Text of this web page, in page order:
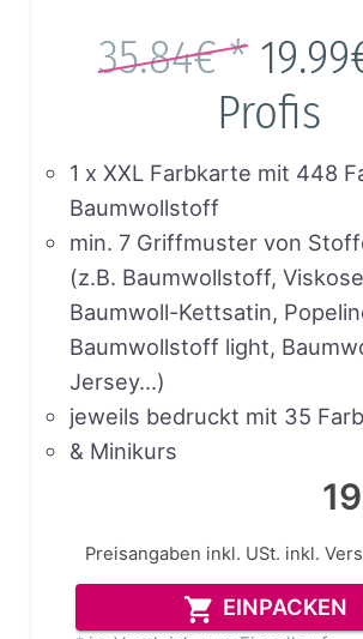
35.84€ *
Profis
1 x XXL Farbkarte mit 448
Baumwollstoff
min. 7 Griffmuster von
(z.B. Baumwollstoff,
Baumwoll-Kettsatin,
Baumwollstoff light,
Jersey…)
jeweils bedruckt mit 35
& Minikurs
Preisangaben inkl. USt. inkl.
EINPACKEN